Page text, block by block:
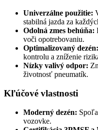
Univerzálne použitie:
stabilná jazda za
Odolná zmes behúňa:
voči opotrebovaniu.
Optimalizovaný dezén:
kontrolu a zníženie
Nízky valivý odpor:
životnosť pneumatík.
Kľúčové vlastnosti
Moderný dezén:
vozovke.